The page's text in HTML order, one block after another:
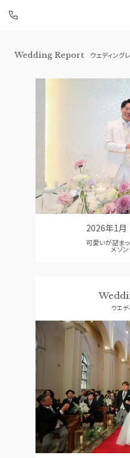
アートグ
FAIR INFO
ブライダルフェアの魅力をご案内
PHOTO GALLERY
フォトギャラリー
CEREMONY
GUEST
ご列席者の皆さまへ
SUPPORT
資料請求 お問
Wedding Report ウェディング
2026年1月
可愛いが詰ま
メゾン
ウエデ